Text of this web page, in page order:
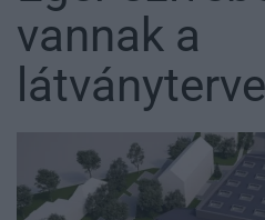
vannak a